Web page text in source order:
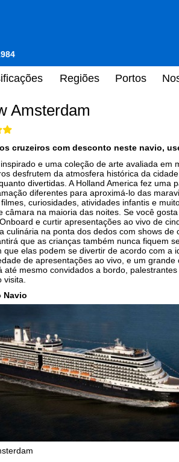
Regiões Portos
Amsterdam
cruzeiros com desconto neste navio,
e uma coleção de arte avaliada em
desfrutem da atmosfera histórica da
divertidas. A Holland America fez
diferentes para aproximá-lo das
curiosidades, atividades infantis e
câmara na maioria das noites. Se você
e curtir apresentações ao vivo de
culinária na ponta dos dedos com shows
que as crianças também nunca fiquem
que elas podem se divertir de acordo com a
de apresentações ao vivo, e um
até mesmo convidados a bordo,
visita.
Navio